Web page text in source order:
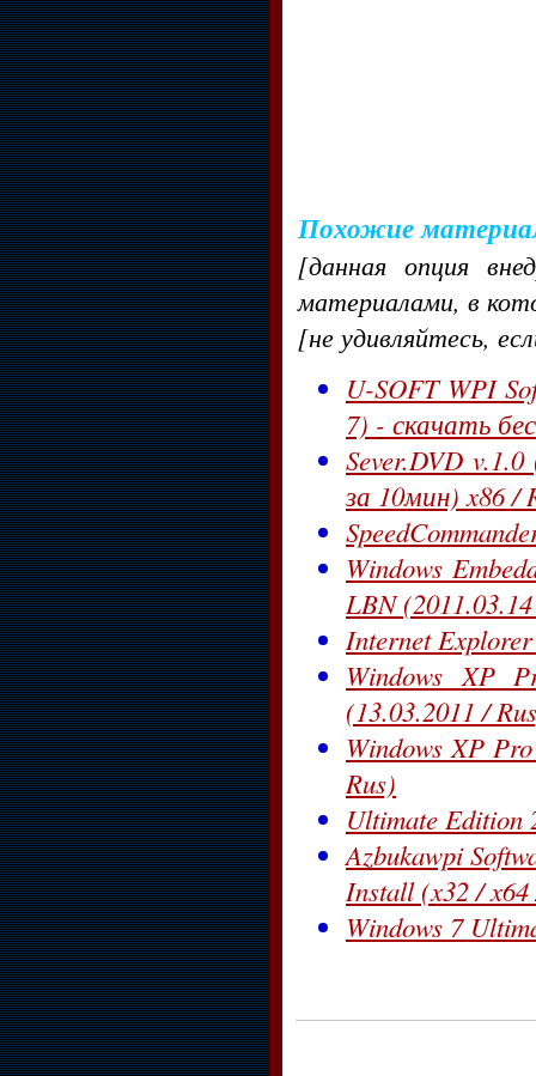
Похожие
[данная опция
материалами, в
[не удивляйтесь,
U-SOFT WPI
7) - скачать
Sever.DVD
за 10мин) x86 /
Windows
LBN
Internet
Windows XP
(13.03.2011 /
Windows XP
Rus)
Ultimate Edition
Azbukawpi
Install (x32 /
Windows 7